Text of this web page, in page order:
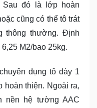
Sau đó là lớp hoàn
cũng có thể tô trát
thông thường. Định
M2/bao 25kg.
dụng tô dày 1
hoàn thiện. Ngoài ra,
nền hệ tường AAC